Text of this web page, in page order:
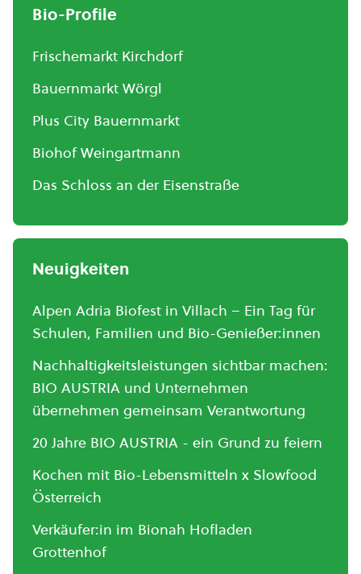
Bio-Profile
Frischemarkt Kirchdorf
Bauernmarkt Wörgl
Plus City Bauernmarkt
Biohof Weingartmann
Das Schloss an der Eisenstraße
Neuigkeiten
Alpen Adria Biofest in Villach – Ein Tag für
Schulen, Familien und Bio-Genießer:innen
Nachhaltigkeitsleistungen sichtbar machen:
BIO AUSTRIA und Unternehmen
übernehmen gemeinsam Verantwortung
20 Jahre BIO AUSTRIA - ein Grund zu feiern
Kochen mit Bio-Lebensmitteln x Slowfood
Österreich
Verkäufer:in im Bionah Hofladen
Grottenhof